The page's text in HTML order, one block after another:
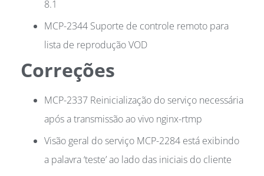
8.1
MCP-2344 Suporte de controle remoto para
lista de reprodução VOD
Correções
MCP-2337 Reinicialização do serviço necessária
após a transmissão ao vivo nginx-rtmp
Visão geral do serviço MCP-2284 está exibindo
a palavra ‘teste’ ao lado das iniciais do cliente